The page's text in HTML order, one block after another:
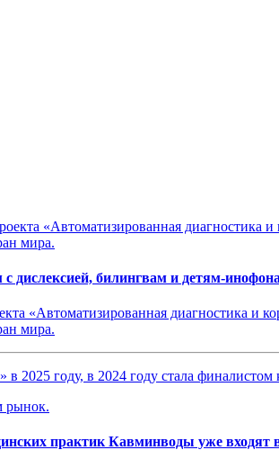
дислексией, билингвам и детям-
диагностика и
мира.
2025 году, в 2024 году стала
практик Кавминводы уже входят